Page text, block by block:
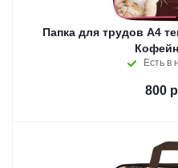
Папка для трудов А4
Есть в
800